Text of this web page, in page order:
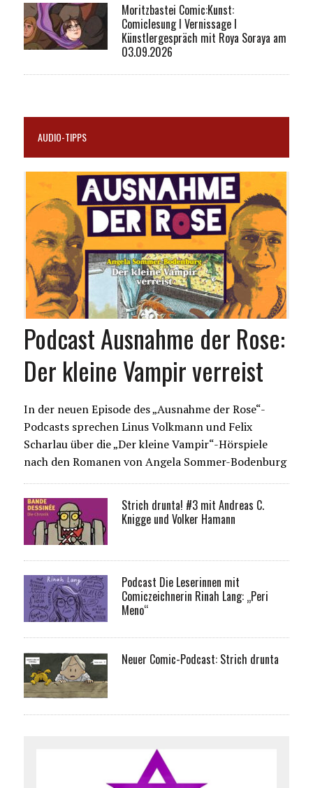
Moritzbastei Comic:Kunst:
Comiclesung I Vernissage I
Künstlergespräch mit Roya Soraya am
03.09.2026
AUDIO-TIPPS
Podcast Ausnahme der Rose:
Der kleine Vampir verreist
In der neuen Episode des „Ausnahme der Rose“-
Podcasts sprechen Linus Volkmann und Felix
Scharlau über die „Der kleine Vampir“-Hörspiele
nach den Romanen von Angela Sommer-Bodenburg
Strich drunta! #3 mit Andreas C.
Knigge und Volker Hamann
Podcast Die Leserinnen mit
Comiczeichnerin Rinah Lang: „Peri
Meno“
Neuer Comic-Podcast: Strich drunta